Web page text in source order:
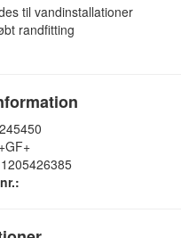
til vandinstallationer
randfitting
+GF+